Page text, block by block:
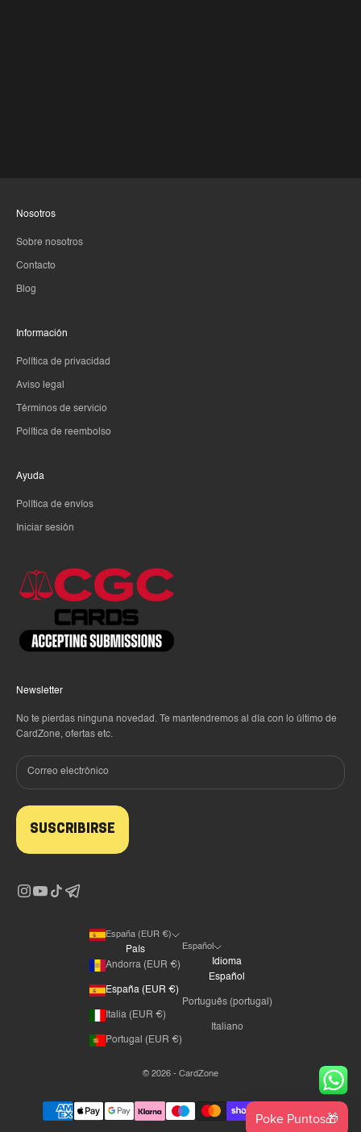
Nosotros
Sobre nosotros
Contacto
Blog
Información
Política de privacidad
Aviso legal
Términos de servicio
Política de reembolso
Ayuda
Política de envíos
Iniciar sesión
Newsletter
No te pierdas ninguna novedad. Te mantendremos al día con lo último de
CardZone, ofertas etc.
SUSCRIBIRSE
España (EUR €)
País
Andorra (EUR €)
España (EUR €)
Italia (EUR €)
Portugal (EUR €)
Español
Idioma
Español
Português (portugal)
Italiano
© 2026 - CardZone